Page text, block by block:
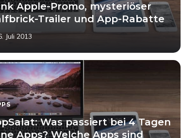
Apple-Promo, mysteriöser
Trailer und App-Rabatte
Juli 2013
Was passiert bei 4 Tagen
Apps? Welche Apps sind